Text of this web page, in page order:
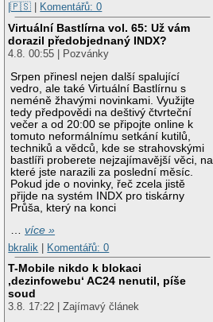
|🇵🇸
Komentářů: 0
Virtuální Bastlírna vol. 65: Už vám
dorazil předobjednaný INDX?
4.8. 00:55 | Pozvánky
Srpen přinesl nejen další spalující
vedro, ale také Virtuální Bastlírnu s
neméně žhavými novinkami. Využijte
tedy předpovědi na deštivý čtvrteční
večer a od 20:00 se připojte online k
tomuto neformálnímu setkání kutilů,
techniků a vědců, kde se strahovskými
bastlíři proberete nejzajímavější věci, na
které jste narazili za poslední měsíc.
Pokud jde o novinky, řeč zcela jistě
přijde na systém INDX pro tiskárny
Průša, který na konci
…více »
bkralik | Komentářů: 0
T-Mobile nikdo k blokaci
‚dezinfowebu‘ AC24 nenutil, píše
soud
3.8. 17:22 | Zajímavý článek